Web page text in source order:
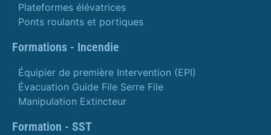
Plateformes élévatrices
Ponts roulants et portiques
Formations - Incendie
Équipier de première Intervention (EPI)
Évacuation Guide File Serre File
Manipulation Extincteur
Formation - SST